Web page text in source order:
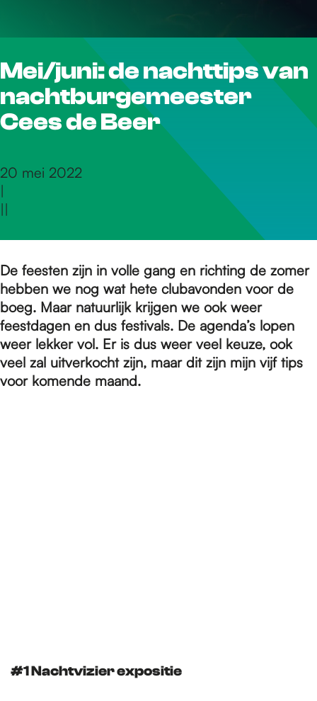
r
d
e
o
m
e
p
Mei/juni: de nachttips van
nachtburgemeester
Cees de Beer
20 mei 2022
|
||
De feesten zijn in volle gang en richting de zomer
hebben we nog wat hete clubavonden voor de
boeg. Maar natuurlijk krijgen we ook weer
feestdagen en dus festivals. De agenda’s lopen
weer lekker vol. Er is dus weer veel keuze, ook
veel zal uitverkocht zijn, maar dit zijn mijn vijf tips
voor komende maand.
#1 Nachtvizier expositie